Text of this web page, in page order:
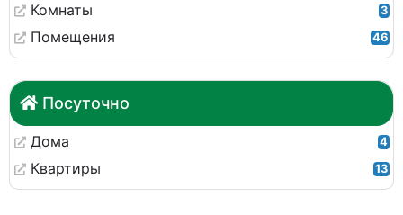
Комнаты 3
Помещения 46
Посуточно
Дома 4
Квартиры 13